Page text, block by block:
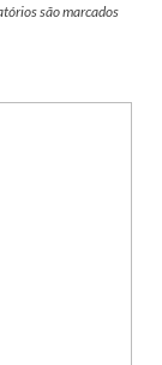
são marcados